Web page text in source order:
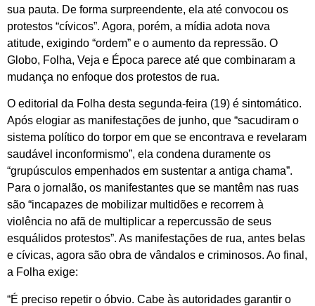
sua pauta. De forma surpreendente, ela até convocou os
protestos “cívicos”. Agora, porém, a mídia adota nova
atitude, exigindo “ordem” e o aumento da repressão. O
Globo, Folha, Veja e Época parece até que combinaram a
mudança no enfoque dos protestos de rua.
O editorial da Folha desta segunda-feira (19) é sintomático.
Após elogiar as manifestações de junho, que “sacudiram o
sistema político do torpor em que se encontrava e revelaram
saudável inconformismo”, ela condena duramente os
“grupúsculos empenhados em sustentar a antiga chama”.
Para o jornalão, os manifestantes que se mantêm nas ruas
são “incapazes de mobilizar multidões e recorrem à
violência no afã de multiplicar a repercussão de seus
esquálidos protestos”. As manifestações de rua, antes belas
e cívicas, agora são obra de vândalos e criminosos. Ao final,
a Folha exige:
“É preciso repetir o óbvio. Cabe às autoridades garantir o